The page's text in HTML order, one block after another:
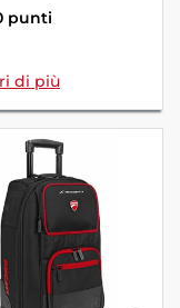
punti
di più